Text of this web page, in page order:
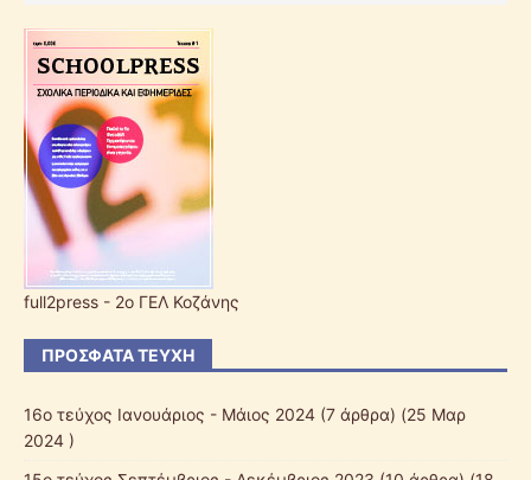
full2press - 2o ΓΕΛ Κοζάνης
ΠΡΌΣΦΑΤΑ ΤΕΎΧΗ
16ο τεύχος Ιανουάριος - Μάιος 2024 (7 άρθρα) (25 Μαρ
2024 )